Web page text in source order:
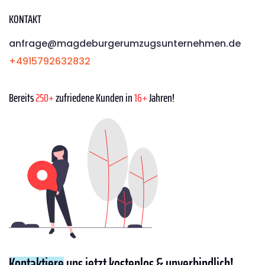
KONTAKT
anfrage@magdeburgerumzugsunternehmen.de
+4915792632832
Bereits250+zufriedene Kunden in16+Jahren!